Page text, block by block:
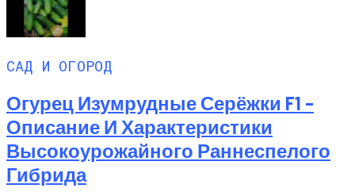
САД И ОГОРОД
Огурец Изумрудные Серёжки F1 –
Описание И Характеристики
Высокоурожайного Раннеспелого
Гибрида